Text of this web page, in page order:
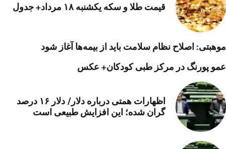
قیمت طلا و سکه یکشنبه ۱۸ مرداد+ جدول
موهبتی: اصلاح نظام سلامت باید از بیمه‌ها آغاز شود
عمو پورنگ در مرکز طبی کودکان+ عکس
اظهارات همتی درباره دلار/ دلار ۱۶ درصد
گران شده؛ این افزایش طبیعی است